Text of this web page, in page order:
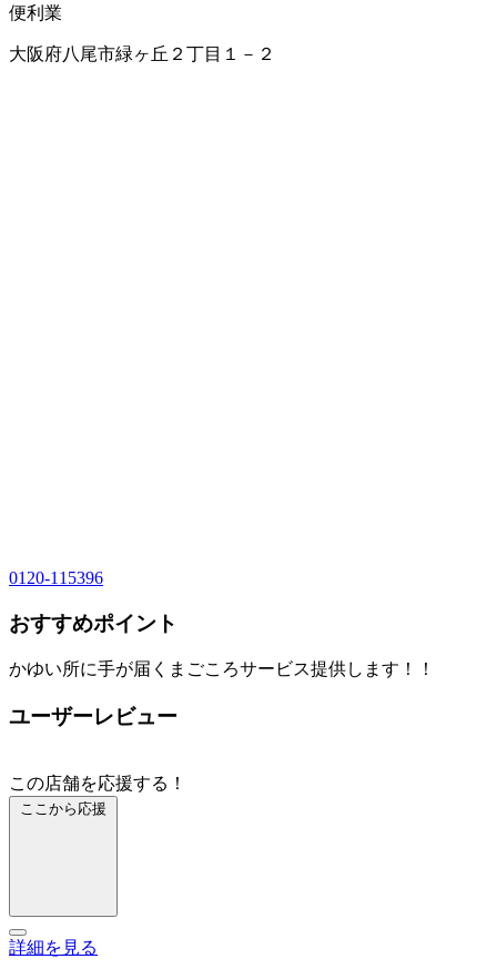
便利業
大阪府八尾市緑ヶ丘２丁目１－２
0120-115396
おすすめポイント
かゆい所に手が届くまごころサービス提供します！！
ユーザーレビュー
この店舗を応援する！
ここから応援
詳細を見る